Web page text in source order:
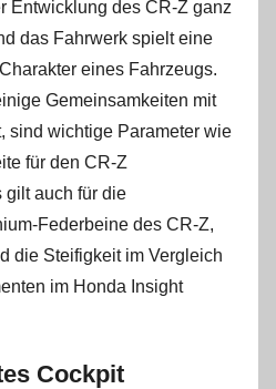
Entwicklung des CR-Z ganz
das Fahrwerk spielt eine
eines Fahrzeugs.
Gemeinsamkeiten mit
sind wichtige Parameter wie
für den CR-Z
gilt auch für die
Federbeine des CR-Z,
die Steifigkeit im Vergleich
im Honda Insight
Cockpit